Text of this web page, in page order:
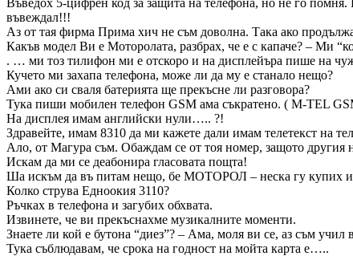
въвеждал!!!
Аз от тая фирма Прима хич не съм доволна. Така ако
Какъв модел Ви е Моторолата, разбрах, че е с капаче? – Ми
. … ми тоз тилифон ми е отскоро и на дисплейъра пише на
Кучето ми захапа телефона, може ли да му е станало нещо?
Ами ако си сваля батерията ще прекъсне ли разговора?
Тука пиши мобилен телефон GSM ама съкратено. ( M-TEL
На дисплея имам английски нули….. ?!
Здравейте, имам 8310 да ми кажете дали имам телетекст на
Ало, от Магура съм. Обаждам се от тоя номер, защото другия
Искам да ми се деабонира гласовата пощта!
Ша искъм да въ питам нещо, бе МОТОРОЛ – неска гу купих и
Колко струва Едноокия 3110?
Ръчках в телефона и загубих обхвата.
Извинете, че ви прекъснахме музикалните моменти.
Знаете ли кой е бутона “диез”? – Ама, моля ви се, аз съм
Тука съблюдавам, че срока на годност на мойта карта е…..